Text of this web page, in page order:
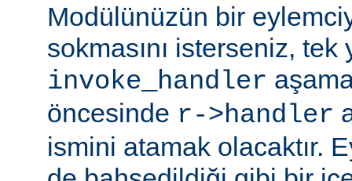
Modülünüzün bir
sokmasını isterseniz, tek
invoke_handler
öncesinde r->handler
ismini atamak olacaktır.